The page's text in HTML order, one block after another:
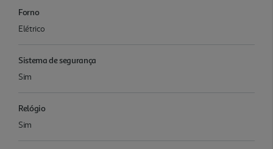
Forno
Elétrico
Sistema de segurança
Sim
Relógio
Sim